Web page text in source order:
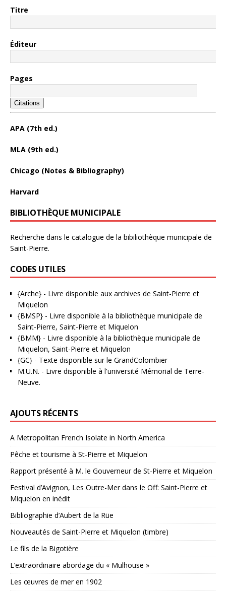
Titre
Éditeur
Pages
Citations
APA (7th ed.)
MLA (9th ed.)
Chicago (Notes & Bibliography)
Harvard
BIBLIOTHÈQUE MUNICIPALE
Recherche dans le catalogue de la bibiliothèque municipale de
Saint-Pierre.
CODES UTILES
{Arche} - Livre disponible aux archives de Saint-Pierre et
Miquelon
{BMSP} - Livre disponible à la bibliothèque municipale de
Saint-Pierre, Saint-Pierre et Miquelon
{BMM} - Livre disponible à la bibliothèque municipale de
Miquelon, Saint-Pierre et Miquelon
{GC} - Texte disponible sur le GrandColombier
M.U.N. - Livre disponible à l'université Mémorial de Terre-
Neuve.
AJOUTS RÉCENTS
A Metropolitan French Isolate in North America
Pêche et tourisme à St-Pierre et Miquelon
Rapport présenté à M. le Gouverneur de St-Pierre et Miquelon
Festival d’Avignon, Les Outre-Mer dans le Off: Saint-Pierre et
Miquelon en inédit
Bibliographie d’Aubert de la Rüe
Nouveautés de Saint-Pierre et Miquelon (timbre)
Le fils de la Bigotière
L’extraordinaire abordage du « Mulhouse »
Les œuvres de mer en 1902